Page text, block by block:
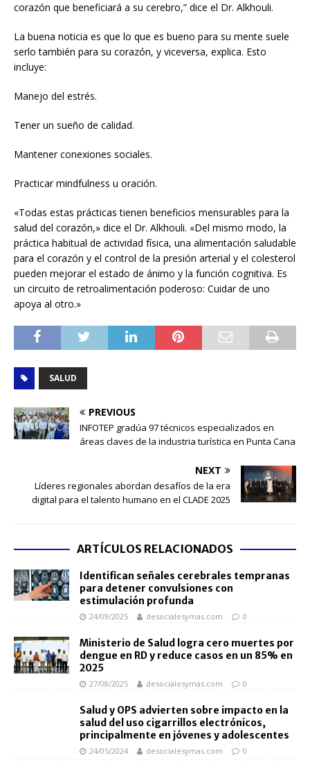
corazón que beneficiará a su cerebro,” dice el Dr. Alkhouli.
La buena noticia es que lo que es bueno para su mente suele
serlo también para su corazón, y viceversa, explica. Esto
incluye:
Manejo del estrés.
Tener un sueño de calidad.
Mantener conexiones sociales.
Practicar mindfulness u oración.
«Todas estas prácticas tienen beneficios mensurables para la
salud del corazón,» dice el Dr. Alkhouli. «Del mismo modo, la
práctica habitual de actividad física, una alimentación saludable
para el corazón y el control de la presión arterial y el colesterol
pueden mejorar el estado de ánimo y la función cognitiva. Es
un circuito de retroalimentación poderoso: Cuidar de uno
apoya al otro.»
SALUD
PREVIOUS
INFOTEP gradúa 97 técnicos especializados en
áreas claves de la industria turística en Punta Cana
NEXT
Líderes regionales abordan desafíos de la era
digital para el talento humano en el CLADE 2025
ARTÍCULOS RELACIONADOS
Identifican señales cerebrales tempranas
para detener convulsiones con
estimulación profunda
24/09/2025 desocialesymas.com 0
Ministerio de Salud logra cero muertes por
dengue en RD y reduce casos en un 85% en
2025
27/08/2025 desocialesymas.com 0
Salud y OPS advierten sobre impacto en la
salud del uso cigarrillos electrónicos,
principalmente en jóvenes y adolescentes
24/05/2024 desocialesymas.com 0